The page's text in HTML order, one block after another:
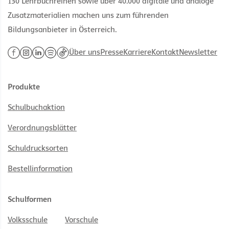
Zusatzmaterialien machen uns zum führenden
Bildungsanbieter in Österreich.
Über unsPresseKarriereKontaktNewsletter
Produkte
Schulbuchaktion
Verordnungsblätter
Schuldrucksorten
Bestellinformation
Schulformen
Volksschule Vorschule